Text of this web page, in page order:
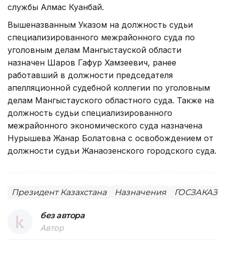
службы Алмас Куанбай.
Вышеназванным Указом на должность судьи
специализированного межрайонного суда по
уголовным делам Мангыстауской области
назначен Шаров Гафур Хамзеевич, ранее
работавший в должности председателя
апелляционной судебной коллегии по уголовным
делам Мангыстауского областного суда. Также на
должность судьи специализированного
межрайонного экономического суда назначена
Нурышева Жанар Болатовна с освобождением от
должности судьи Жанаозенского городского суда.
Президент Казахстана Назначения ГОСЗАКАЗ
без автора
Автор